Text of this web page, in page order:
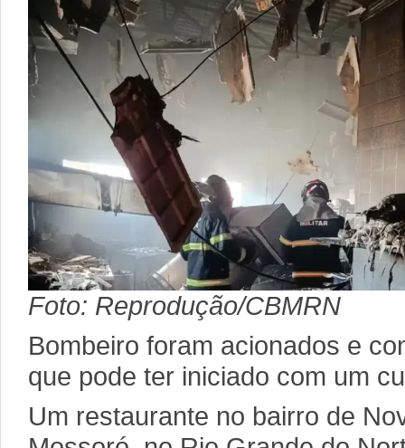
Foto: Reprodução/CBMRN
Bombeiro foram acionados e
que pode ter iniciado com um
Um restaurante no bairro de